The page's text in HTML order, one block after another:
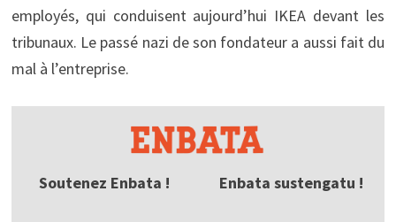
employés, qui conduisent aujourd’hui IKEA devant les
tribunaux. Le passé nazi de son fondateur a aussi fait du
mal à l’entreprise.
Soutenez Enbata ! Enbata sustengatu !